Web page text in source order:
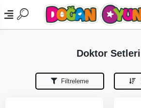
Doktor Setleri
Filtreleme